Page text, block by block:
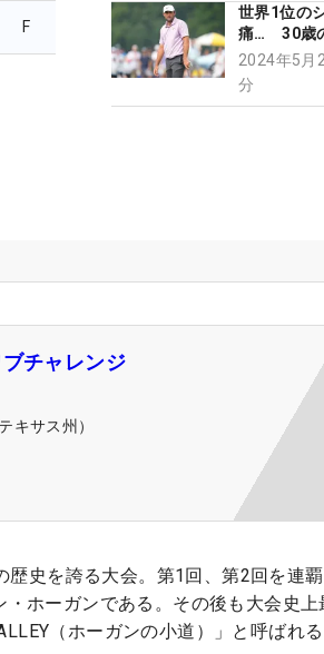
F
世界1位の
痛… 30歳
できない」
2024年5月
分
チャレンジ
キサス州）
歴史を誇る大会。第1回、第2回を連
ホーガンである。その後も大会史
（ホーガンの小道）」と呼ばれる